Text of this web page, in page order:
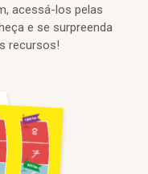
acessá-los pelas
e se surpreenda
recursos!